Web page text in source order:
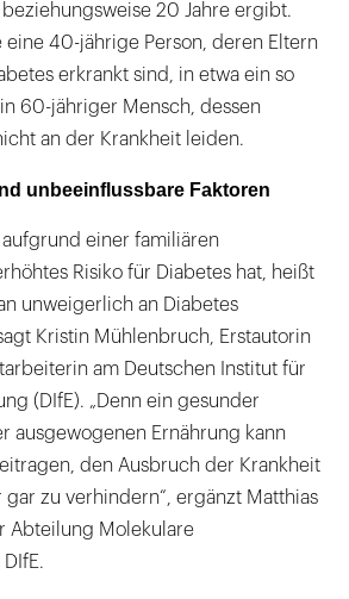
20 Jahre ergibt.
eine 40-jährige Person, deren Eltern
erkrankt sind, in etwa ein so
60-jähriger Mensch, dessen
an der Krankheit leiden.
unbeeinflussbare Faktoren
aufgrund einer familiären
Risiko für Diabetes hat, heißt
unweigerlich an Diabetes
Kristin Mühlenbruch, Erstautorin
am Deutschen Institut für
(DIfE). „Denn ein gesunder
ausgewogenen Ernährung kann
den Ausbruch der Krankheit
zu verhindern“, ergänzt Matthias
Abteilung Molekulare